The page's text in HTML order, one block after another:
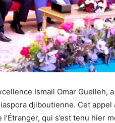
Ismail Omar Guelleh,
djiboutienne. Cet appel
qui s’est tenu hier